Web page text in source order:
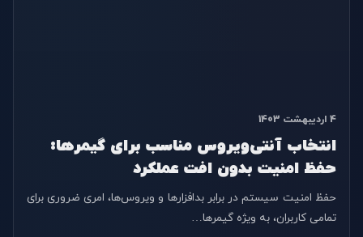
4 اردیبهشت 1403
انتخاب آنتی‌ویروس مناسب برای گیمرها:
حفظ امنیت بدون افت عملکرد
حفظ امنیت سیستم در برابر بدافزارها و ویروس‌ها، امری ضروری برای
تمامی کاربران، به ویژه گیمرها…